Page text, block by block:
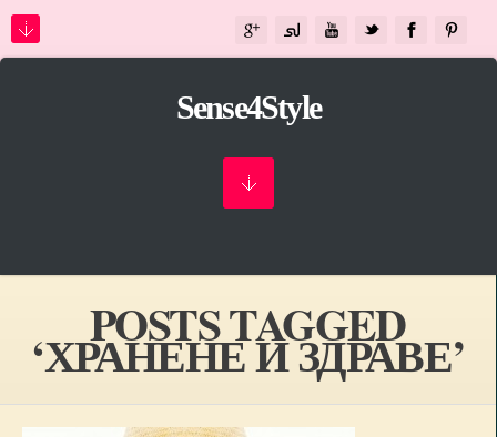
Sense4Style
POSTS TAGGED
‘ХРАНЕНЕ И ЗДРАВЕ’